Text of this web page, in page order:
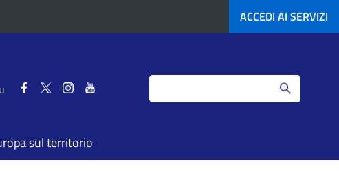
ACCEDI AI SERVIZI
Seguici SeguiciSeguici
Search
sul territorio